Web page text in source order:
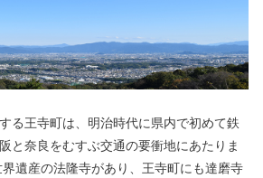
る王寺町は、明治時代に県内で初めて鉄
と奈良をむすぶ交通の要衝地にあたりま
遺産の法隆寺があり、王寺町にも達磨寺